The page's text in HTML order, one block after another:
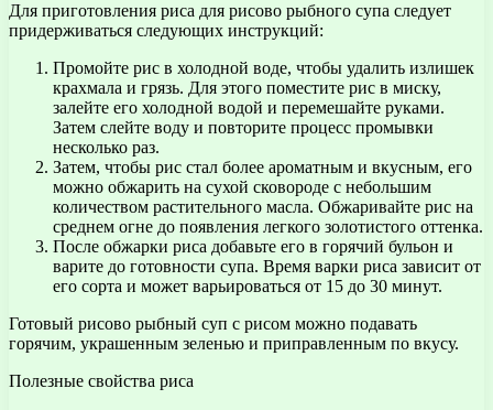
Для приготовления риса для рисово рыбного супа следует
придерживаться следующих инструкций:
Промойте рис в холодной воде, чтобы удалить излишек
крахмала и грязь. Для этого поместите рис в миску,
залейте его холодной водой и перемешайте руками.
Затем слейте воду и повторите процесс промывки
несколько раз.
Затем, чтобы рис стал более ароматным и вкусным, его
можно обжарить на сухой сковороде с небольшим
количеством растительного масла. Обжаривайте рис на
среднем огне до появления легкого золотистого оттенка.
После обжарки риса добавьте его в горячий бульон и
варите до готовности супа. Время варки риса зависит от
его сорта и может варьироваться от 15 до 30 минут.
Готовый рисово рыбный суп с рисом можно подавать
горячим, украшенным зеленью и приправленным по вкусу.
Полезные свойства риса